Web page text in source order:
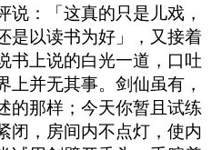
说：「这真的只是儿戏，
是以读书为好」，又接着
书上说的白光一道，口吐
上并无其事。剑仙虽有，
的那样；今天你暂且试练
闭，房间内不点灯，使内